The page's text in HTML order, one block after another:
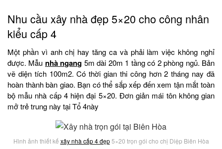
Nhu cầu xây nhà đẹp 5×20 cho công nhân
kiểu cấp 4
Một phần vì anh chị hay tăng ca và phải làm việc không nghỉ
được. Mẫu nhà ngang 5m dài 20m 1 tầng có 2 phòng ngủ. Bản
vẽ diện tích 100m2. Có thời gian thi công hơn 2 tháng nay đã
hoàn thành bàn giao. Bạn có thể sắp xếp đến xem tận mắt toàn
bộ mẫu nhà cấp 4 hiện đại 5×20. Đơn giản mái tôn không gian
mở trẻ trung này tại Tổ 4này
Hình ảnh thiết kế xây nhà cấp 4 đẹp5×20 trọn gói cho chị Diệp Biên Hòa